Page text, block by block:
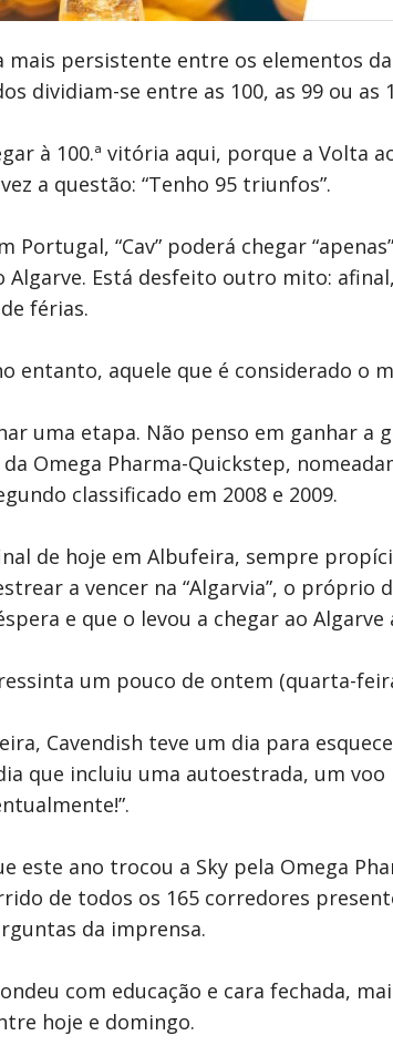
mais persistente entre os elementos
dividiam-se entre as 100, as 99 ou
à 100.ª vitória aqui, porque a Volta
a questão: “Tenho 95 triunfos”.
Portugal, “Cav” poderá chegar
Algarve. Está desfeito outro mito:
férias.
entanto, aquele que é considerado o
uma etapa. Não penso em ganhar
da Omega Pharma-Quickstep,
classificado em 2008 e 2009.
de hoje em Albufeira, sempre
a vencer na “Algarvia”, o
e que o levou a chegar ao
um pouco de ontem (quarta-
Cavendish teve um dia para
que incluiu uma autoestrada, um
este ano trocou a Sky pela Omega
de todos os 165 corredores
da imprensa.
com educação e cara fechada,
hoje e domingo.